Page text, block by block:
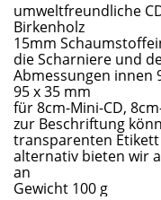
umweltfreundliche
Birkenholz
15mm
die Scharniere und
Abmessungen innen
95 x 35 mm
für 8cm-Mini-CD,
zur Beschriftung
transparenten
alternativ bieten wir
an
Gewicht 100 g